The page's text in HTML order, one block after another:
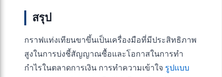
สรุป
กราฟแท่งเทียนขาขึ้นเป็นเครื่องมือที่มีประสิทธิภาพ
สูงในการบ่งชี้สัญญาณซื้อและโอกาสในการทำ
กำไรในตลาดการเงิน การทำความเข้าใจ รูปแบบ